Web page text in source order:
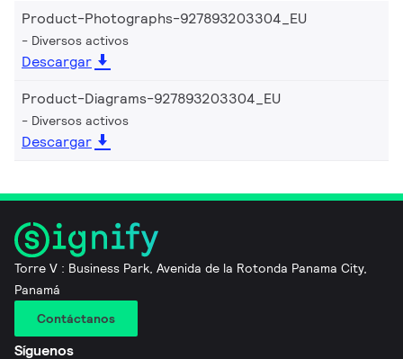
Product-Photographs-927893203304_EU
Diversos activos
Descargar
Product-Diagrams-927893203304_EU
Diversos activos
Descargar
Torre V : Business Park, Avenida de la Rotonda Panama City,
Panamá
Contáctanos
Síguenos